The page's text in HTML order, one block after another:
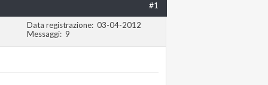
#1
Data registrazione 03-04-2012
Messaggi
9